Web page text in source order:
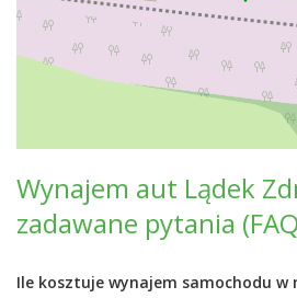
Wynajem aut Lądek
zadawane pytania
Ile kosztuje wynajem samochodu w